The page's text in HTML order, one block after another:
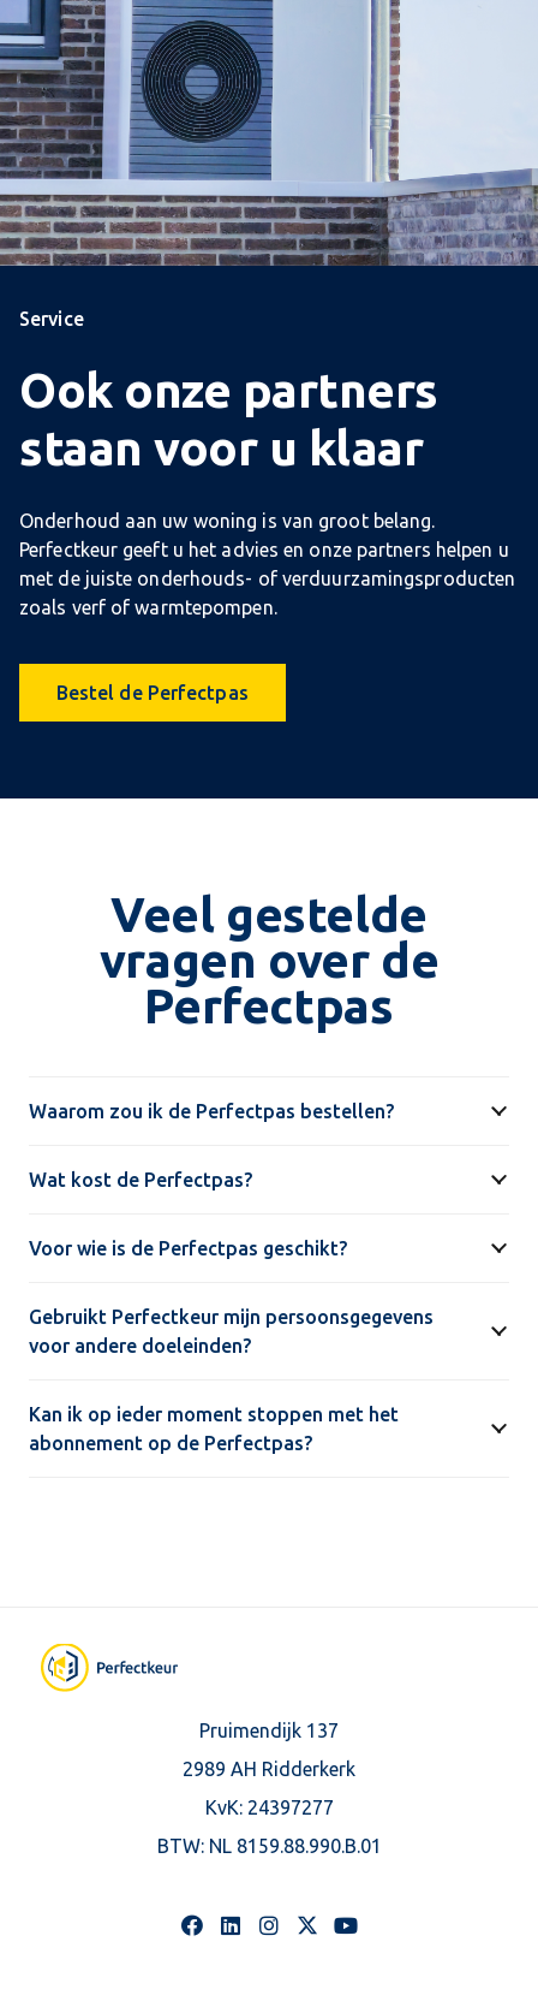
Service
Ook onze partners
staan voor u klaar
Onderhoud aan uw woning is van groot belang.
Perfectkeur geeft u het advies en onze partners helpen u
met de juiste onderhouds- of verduurzamingsproducten
zoals verf of warmtepompen.
Bestel de Perfectpas
Veel gestelde
vragen over de
Perfectpas
Waarom zou ik de Perfectpas bestellen?
Wat kost de Perfectpas?
Voor wie is de Perfectpas geschikt?
Gebruikt Perfectkeur mijn persoonsgegevens
voor andere doeleinden?
Kan ik op ieder moment stoppen met het
abonnement op de Perfectpas?
Pruimendijk 137
2989 AH Ridderkerk
KvK: 24397277
BTW: NL 8159.88.990.B.01